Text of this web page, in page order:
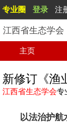
专业圈 登录 注
江西省生态学会
主页
新修订《渔
江西省生态学会专
以法治护航